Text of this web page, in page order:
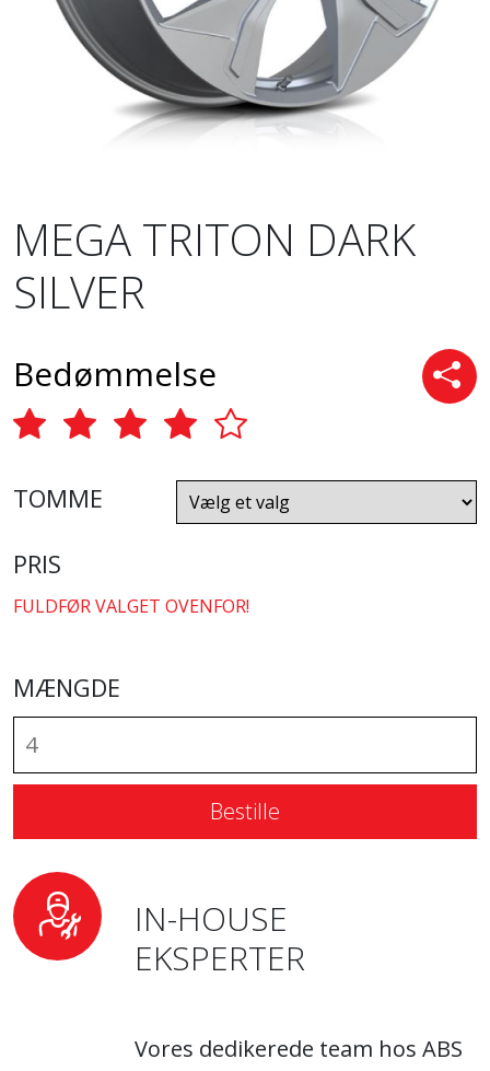
MEGA TRITON DARK
SILVER
Bedømmelse
TOMME
PRIS
FULDFØR VALGET OVENFOR!
MÆNGDE
Bestille
IN-HOUSE
EKSPERTER
Vores dedikerede team hos ABS